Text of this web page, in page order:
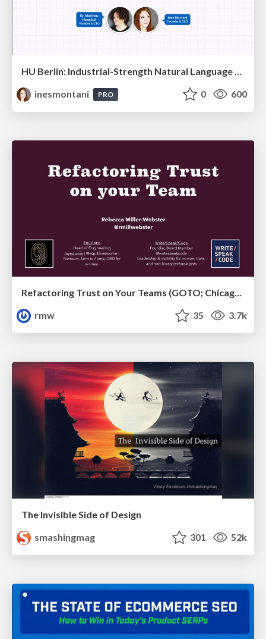
HU Berlin: Industrial-Strength Natural Language Processing with spaCy and Prodigy
inesmontani
PRO 0 600
Refactoring Trust on Your Teams (GOTO; Chicago 2020)
rmw
35 3.7k
The Invisible Side of Design
smashingmag
301 52k